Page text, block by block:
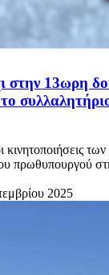
στην 13ωρη
κινητοποιήσεις
πρωθυπουργού
2025